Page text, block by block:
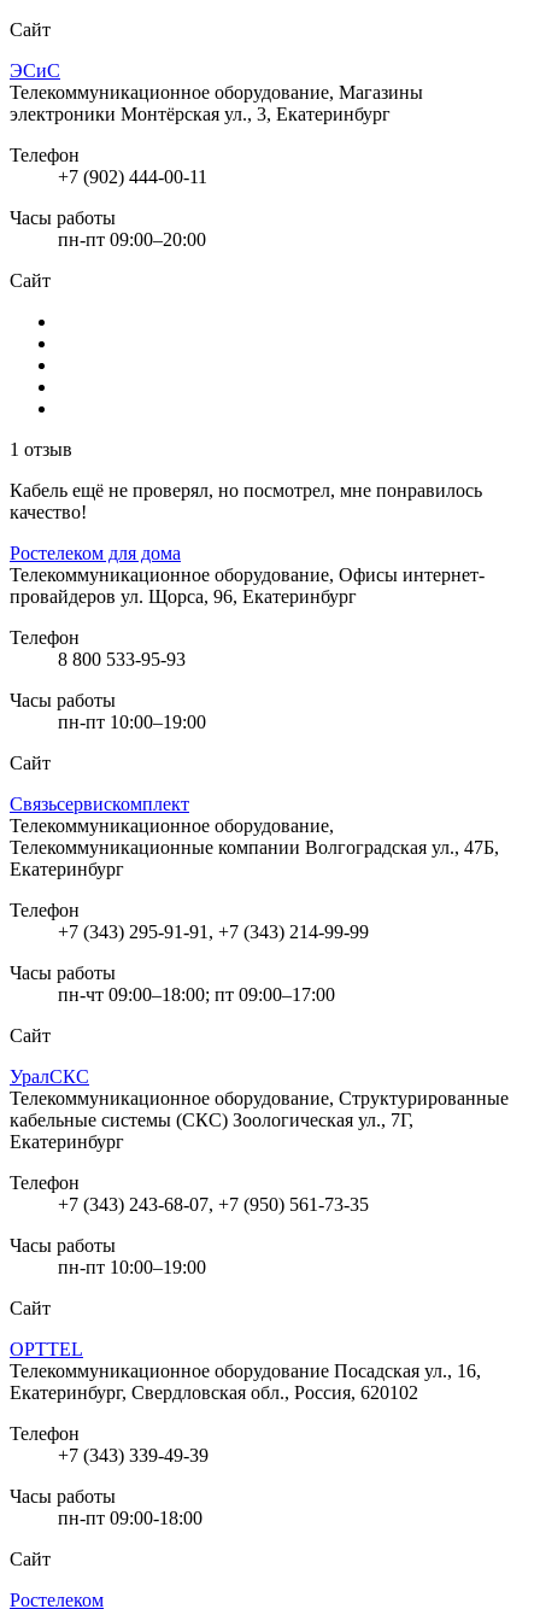
Сайт
ЭСиС
Телекоммуникационное оборудование, Магазины
электроники Монтёрская ул., 3, Екатеринбург
Телефон
+7 (902) 444-00-11
Часы работы
пн-пт 09:00–20:00
Сайт
1 отзыв
Кабель ещё не проверял, но посмотрел, мне понравилось
качество!
Ростелеком для дома
Телекоммуникационное оборудование, Офисы интернет-
провайдеров ул. Щорса, 96, Екатеринбург
Телефон
8 800 533-95-93
Часы работы
пн-пт 10:00–19:00
Сайт
Связьсервискомплект
Телекоммуникационное оборудование,
Телекоммуникационные компании Волгоградская ул., 47Б,
Екатеринбург
Телефон
+7 (343) 295-91-91, +7 (343) 214-99-99
Часы работы
пн-чт 09:00–18:00; пт 09:00–17:00
Сайт
УралСКС
Телекоммуникационное оборудование, Структурированные
кабельные системы (СКС) Зоологическая ул., 7Г,
Екатеринбург
Телефон
+7 (343) 243-68-07, +7 (950) 561-73-35
Часы работы
пн-пт 10:00–19:00
Сайт
OPTTEL
Телекоммуникационное оборудование Посадская ул., 16,
Екатеринбург, Свердловская обл., Россия, 620102
Телефон
+7 (343) 339-49-39
Часы работы
пн-пт 09:00-18:00
Сайт
Ростелеком